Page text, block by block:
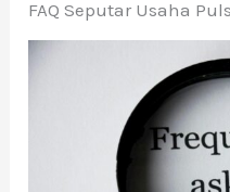
FAQ Seputar Usaha